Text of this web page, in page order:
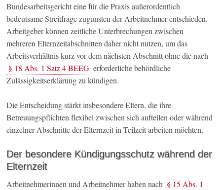
Bundesarbeitsgericht eine für die Praxis außerordentlich
bedeutsame Streitfrage zugunsten der Arbeitnehmer entschieden.
Arbeitgeber können zeitliche Unterbrechungen zwischen
mehreren Elternzeitabschnitten daher nicht nutzen, um das
Arbeitsverhältnis kurz vor dem nächsten Abschnitt ohne die nach
§ 18 Abs. 1 Satz 4 BEEG erforderliche behördliche
Zulässigkeitserklärung zu kündigen.
Die Entscheidung stärkt insbesondere Eltern, die ihre
Betreuungspflichten flexibel zwischen sich aufteilen oder während
einzelner Abschnitte der Elternzeit in Teilzeit arbeiten möchten.
Der besondere Kündigungsschutz während der
Elternzeit
Arbeitnehmerinnen und Arbeitnehmer haben nach § 15 Abs. 1